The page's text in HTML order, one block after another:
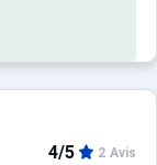
4/5 2 Avis